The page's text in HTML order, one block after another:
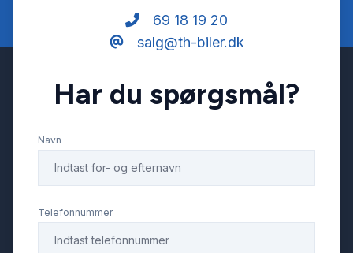
Parkeringssensor bagved
Parkeringssensor foran
Sædevarme
69 18 19 20
salg@th-biler.dk
Har du spørgsmål?
Navn
Telefonnummer